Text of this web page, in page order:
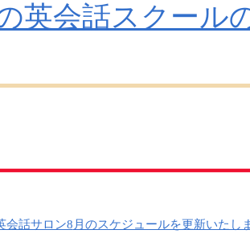
英会話スクール
会話サロン8 月のスケジュールを更新いたし